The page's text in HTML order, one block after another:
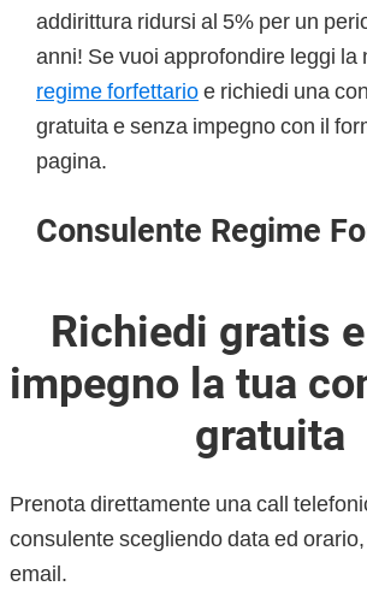
addirittura ridursi al 5% per un
anni! Se vuoi approfondire leggi la
regime forfettarioe richiedi una
gratuita e senza impegno con il
pagina.
Consulente Regime
Richiedi gratis
impegno la tua
gratuita
Prenota direttamente una call
consulente scegliendo data ed
email.